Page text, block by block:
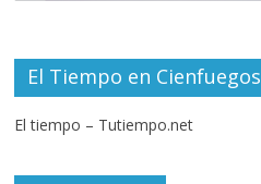
El Tiempo en Cienfuegos
El tiempo – Tutiempo.net